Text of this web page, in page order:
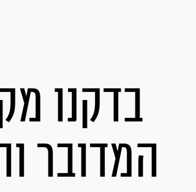
בדקנו
המדובר